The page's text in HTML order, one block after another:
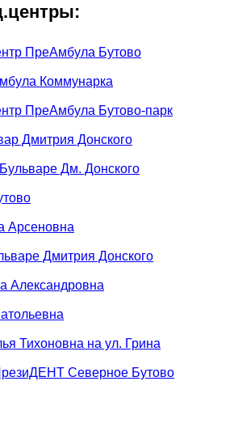
ПреАмбула Бутово
Коммунарка
ПреАмбула Бутово-парк
Дмитрия Донского
Дм. Донского
Арсеновна
Дмитрия Донского
Александровна
Тихоновна на ул. Грина
Северное Бутово